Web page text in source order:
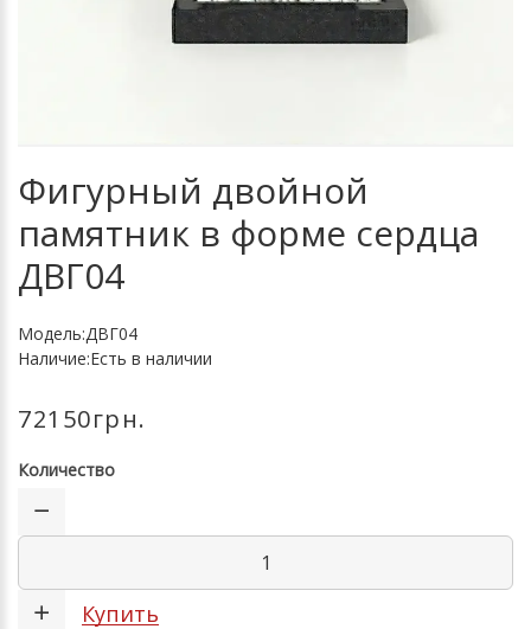
Фигурный двойной
памятник в форме сердца
ДВГ04
Модель:ДВГ04
Наличие:Есть в наличии
72150грн.
Количество
Купить